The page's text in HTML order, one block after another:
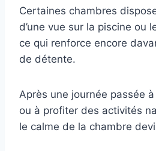
Certaines chambres
d’une vue sur la piscine ou
ce qui renforce encore
de détente.
Après une journée passée
ou à profiter des activités
le calme de la chambre